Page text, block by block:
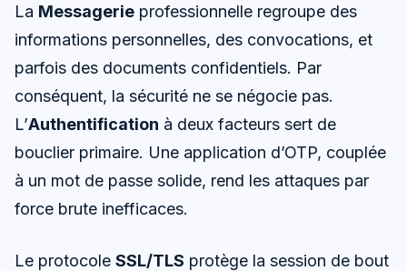
La Messagerie professionnelle regroupe des
informations personnelles, des convocations, et
parfois des documents confidentiels. Par
conséquent, la sécurité ne se négocie pas.
L’Authentification à deux facteurs sert de
bouclier primaire. Une application d’OTP, couplée
à un mot de passe solide, rend les attaques par
force brute inefficaces.
Le protocole SSL/TLS protège la session de bout